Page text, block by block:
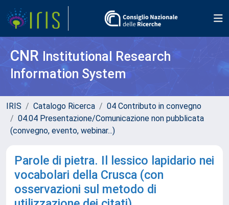
CNR Institutional Research
Information System
IRIS Catalogo Ricerca
04 Contributo in convegno
04.04 Presentazione/Comunicazione non pubblicata
(convegno, evento, webinar...)
Parole di pietra. Il lessico lapidario nei
vocabolari della Crusca (con
osservazioni sul metodo di